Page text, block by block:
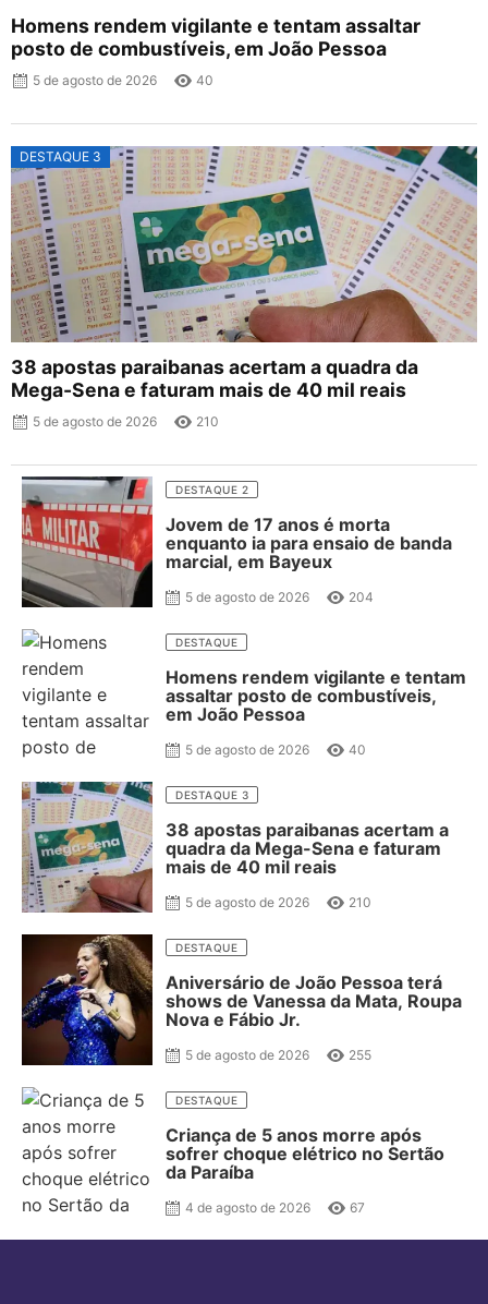
Homens rendem vigilante e tentam assaltar
posto de combustíveis, em João Pessoa
5 de agosto de 2026 40
DESTAQUE 3
38 apostas paraibanas acertam a quadra da
Mega-Sena e faturam mais de 40 mil reais
5 de agosto de 2026 210
DESTAQUE 2
Jovem de 17 anos é morta
enquanto ia para ensaio de banda
marcial, em Bayeux
5 de agosto de 2026 204
DESTAQUE
Homens rendem vigilante e tentam
assaltar posto de combustíveis,
em João Pessoa
5 de agosto de 2026 40
DESTAQUE 3
38 apostas paraibanas acertam a
quadra da Mega-Sena e faturam
mais de 40 mil reais
5 de agosto de 2026 210
DESTAQUE
Aniversário de João Pessoa terá
shows de Vanessa da Mata, Roupa
Nova e Fábio Jr.
5 de agosto de 2026 255
DESTAQUE
Criança de 5 anos morre após
sofrer choque elétrico no Sertão
da Paraíba
4 de agosto de 2026 67